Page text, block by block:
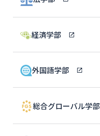
経済学部
外国語学部
総合グローバル学部